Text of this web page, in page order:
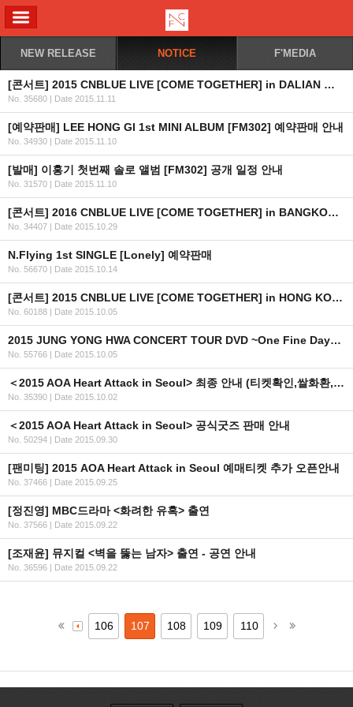
NEW RELEASE NOTICE F'MEDIA
[콘서트] 2015 CNBLUE LIVE [COME TOGETHER] in DALIAN 일정 안내
No. 35680 | Date 2015.11.11
[예약판매] LEE HONG GI 1st MINI ALBUM [FM302] 예약판매 안내
No. 34930 | Date 2015.11.10
[발매] 이홍기 첫번째 솔로 앨범 [FM302] 공개 일정 안내
No. 31570 | Date 2015.11.10
[콘서트] 2016 CNBLUE LIVE [COME TOGETHER] in BANGKOK 안내
No. 34407 | Date 2015.10.29
N.Flying 1st SINGLE [Lonely] 예약판매
No. 56670 | Date 2015.10.14
[콘서트] 2015 CNBLUE LIVE [COME TOGETHER] in HONG KONG 안내 (수정)
No. 60188 | Date 2015.10.05
2015 JUNG YONG HWA CONCERT TOUR DVD ~One Fine Day~ 발매 안내
No. 55766 | Date 2015.10.05
＜2015 AOA Heart Attack in Seoul> 최종 안내 (티켓확인,쌀화환,굿즈,현장판매)
No. 35390 | Date 2015.10.02
＜2015 AOA Heart Attack in Seoul> 공식굿즈 판매 안내
No. 50294 | Date 2015.09.30
[팬미팅] 2015 AOA Heart Attack in Seoul 예매티켓 추가 오픈안내
No. 37466 | Date 2015.09.25
[정진영] MBC드라마 <화려한 유혹> 출연
No. 37566 | Date 2015.09.22
[조재윤] 뮤지컬 <벽을 뚫는 남자> 출연 - 공연 안내
No. 36596 | Date 2015.09.22
106 107 108 109 110